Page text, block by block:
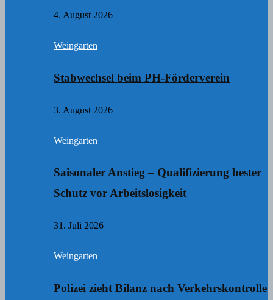
4. August 2026
Weingarten
Stabwechsel beim PH-Förderverein
3. August 2026
Weingarten
Saisonaler Anstieg – Qualifizierung bester
Schutz vor Arbeitslosigkeit
31. Juli 2026
Weingarten
Polizei zieht Bilanz nach Verkehrskontrolle